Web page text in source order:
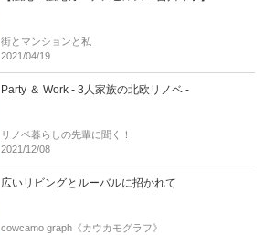
街とマンションと私
2021/04/19
Party ＆ Work - 3人家族の北欧リノベ -
リノベ暮らしの先輩に聞く！
2021/12/08
広いリビングとルーバルに招かれて
cowcamo graph《カウカモグラフ》